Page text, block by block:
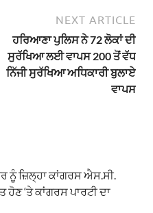
NEXT ARTICLE
ਹਰਿਆਣਾ ਪੁਲਿਸ ਨੇ 72 ਲੋਕਾਂ ਦੀ
ਸੁਰੱਖਿਆ ਲਈ ਵਾਪਸ 200 ਤੋਂ ਵੱਧ
ਨਿੱਜੀ ਸੁਰੱਖਿਆ ਅਧਿਕਾਰੀ ਬੁਲਾਏ
ਵਾਪਸ
ਨੂੰ ਜ਼ਿਲ੍ਹਾ ਕਾਂਗਰਸ ਐਸ.ਸੀ.
‘ਤੇ ਕਾਂਗਰਸ ਪਾਰਟੀ ਦਾ